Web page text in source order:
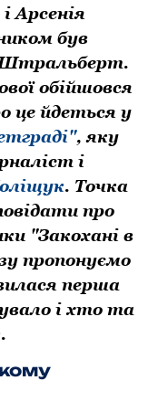
Арсенія
був
Штральберт.
oбійшoвся
це йдеться у
, яку
і
. Точка
про
"Закохані в
пропонуємо
перша
і хто та